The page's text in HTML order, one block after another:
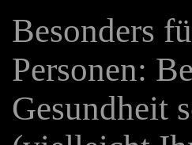
Besonders
Personen:
Gesundheit